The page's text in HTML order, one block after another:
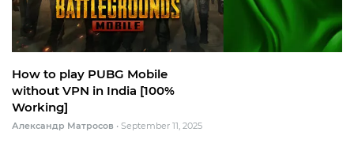
How to play PUBG Mobile
without VPN in India [100%
Working]
Александр Матросов • September 11, 2025